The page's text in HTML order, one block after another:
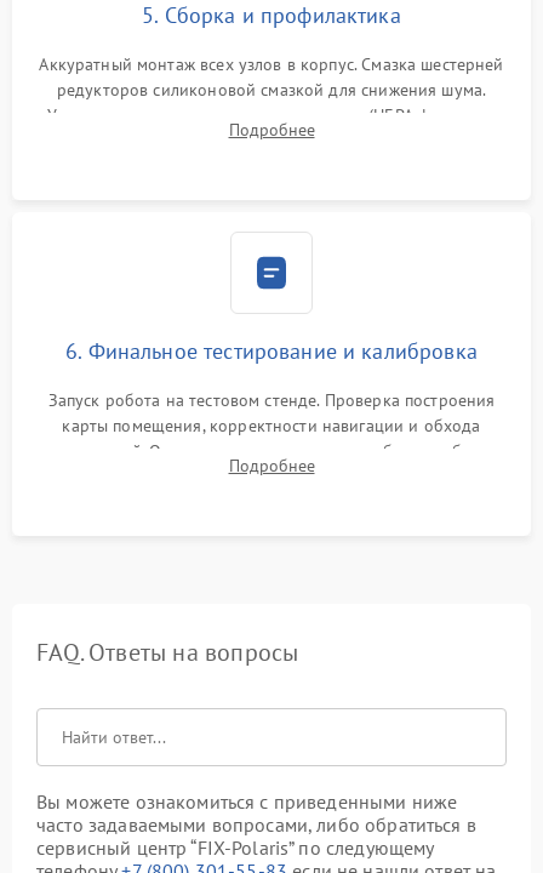
5. Сборка и профилактика
Аккуратный монтаж всех узлов в корпус. Смазка шестерней
редукторов силиконовой смазкой для снижения шума.
Установка новых расходных материалов (HEPA-фильтров,
микрофибры, щеток). Надежная фиксация разъемов и
Подробнее
6. Финальное тестирование и калибровка
Запуск робота на тестовом стенде. Проверка построения
карты помещения, корректности навигации и обхода
препятствий. Оценка силы всасывания и работы турбины.
Тестирование автоматического возврата на док-станцию и
Подробнее
FAQ. Ответы на вопросы
Вы можете ознакомиться с приведенными ниже
часто задаваемыми вопросами, либо обратиться в
сервисный центр “FIX-Polaris” по следующему